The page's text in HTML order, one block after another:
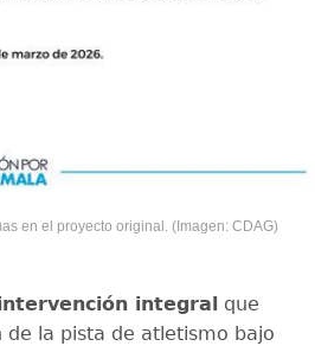
en el proyecto original. (Imagen: CDAG)
integral que
la pista de atletismo bajo